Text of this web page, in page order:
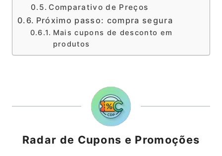
Comparativo de Preços
Próximo passo: compra segura
Mais cupons de desconto em
produtos
Radar de Cupons e Promoções